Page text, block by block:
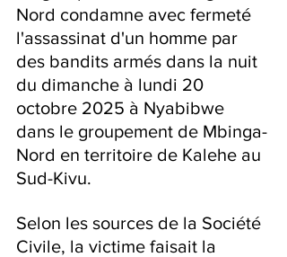
Nord condamne avec fermeté
l'assassinat d'un homme par
des bandits armés dans la nuit
du dimanche à lundi 20
octobre 2025 à Nyabibwe
dans le groupement de Mbinga-
Nord en territoire de Kalehe au
Sud-Kivu.
Selon les sources de la Société
Civile, la victime faisait la